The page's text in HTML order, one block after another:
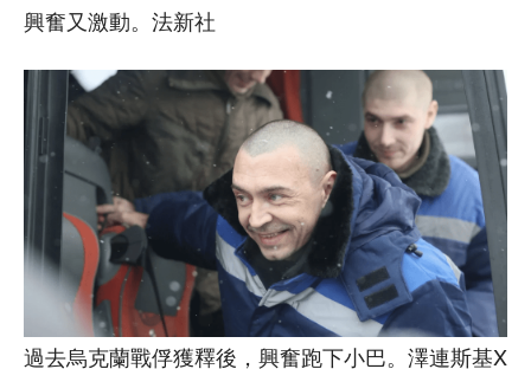
興奮又激動。法新社
過去烏克蘭戰俘獲釋後，興奮跑下小巴。澤連斯基X